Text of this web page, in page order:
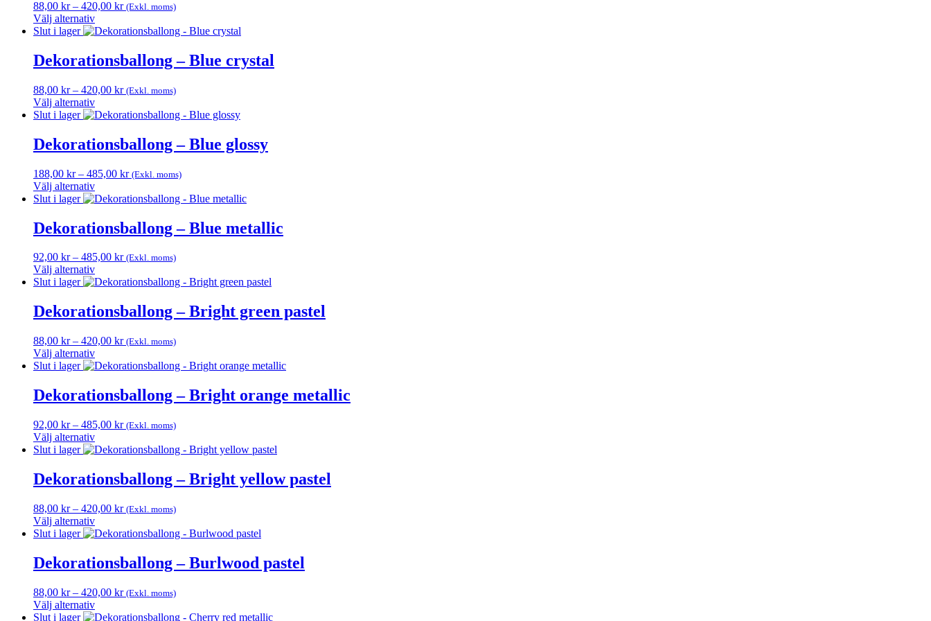
produktsidan
varianter.
De
olika
kan
väljas
på
produktsidan
88,00 kr – 420,00 krPrisintervall:
till
(Exkl. moms)
Välj alternativ
Den
produkten
har
varianter.
De
olika
kan
väljas
på
produktsidan
Slut i lager
Dekorationsballong – Blue crystal
88,00 kr – 420,00 krPrisintervall:
till
(Exkl. moms)
Välj alternativ
Den
produkten
har
varianter.
De
olika
kan
väljas
på
produktsidan
Slut i lager
Dekorationsballong – Blue glossy
188,00 kr – 485,00 krPrisintervall:
till
(Exkl. moms)
Välj alternativ
Den
produkten
har
varianter.
De
olika
kan
väljas
på
produktsidan
Slut i lager
Dekorationsballong – Blue metallic
92,00 kr – 485,00 krPrisintervall:
till
(Exkl. moms)
Välj alternativ
Den
produkten
har
varianter.
De
olika
kan
väljas
på
produktsidan
Slut i lager
Dekorationsballong – Bright green pastel
88,00 kr – 420,00 krPrisintervall:
till
(Exkl. moms)
Välj alternativ
Den
produkten
har
varianter.
De
olika
kan
väljas
på
produktsidan
Slut i lager
Dekorationsballong – Bright orange metallic
92,00 kr – 485,00 krPrisintervall:
till
(Exkl. moms)
Välj alternativ
Den
produkten
har
varianter.
De
olika
kan
väljas
på
produktsidan
Slut i lager
Dekorationsballong – Bright yellow pastel
88,00 kr – 420,00 krPrisintervall:
till
(Exkl. moms)
Välj alternativ
Den
produkten
har
varianter.
De
Slut i lager
Dekorationsballong – Burlwood pastel
88,00 kr – 420,00 krPrisintervall:
till
(Exkl. moms)
Välj alternativ
Den
Slut i lager